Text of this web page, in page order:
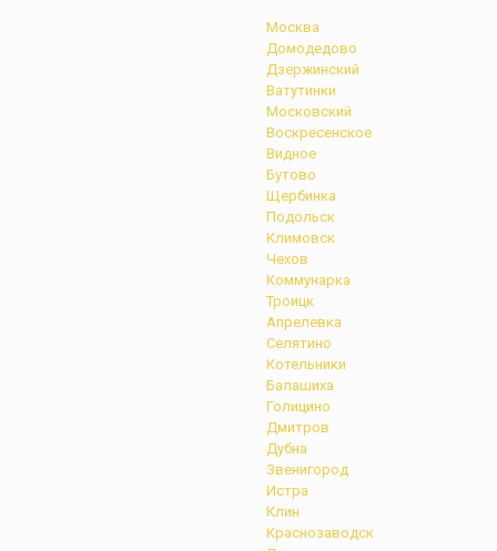
Москва
Домодедово
Дзержинский
Ватутинки
Московский
Воскресенское
Видное
Бутово
Щербинка
Подольск
Климовск
Чехов
Коммунарка
Троицк
Апрелевка
Селятино
Котельники
Балашиха
Голицино
Дмитров
Дубна
Звенигород
Истра
Клин
Краснозаводск